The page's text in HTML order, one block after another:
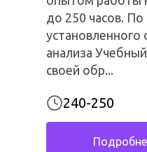
до 250 часов.
установленного
анализа
своей обр...
240-250